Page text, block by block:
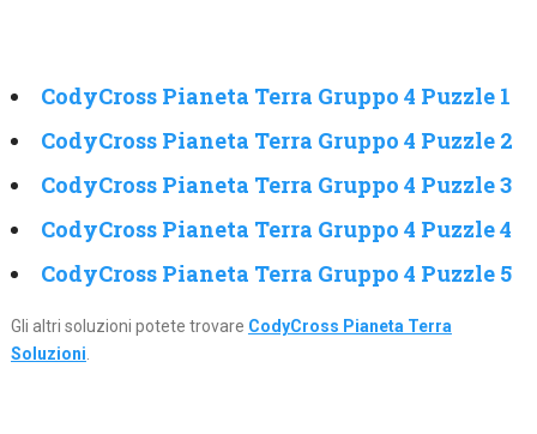
CodyCross Pianeta Terra Gruppo 4 Puzzle 1
CodyCross Pianeta Terra Gruppo 4 Puzzle 2
CodyCross Pianeta Terra Gruppo 4 Puzzle 3
CodyCross Pianeta Terra Gruppo 4 Puzzle 4
CodyCross Pianeta Terra Gruppo 4 Puzzle 5
Gli altri soluzioni potete trovare CodyCross Pianeta Terra
Soluzioni.